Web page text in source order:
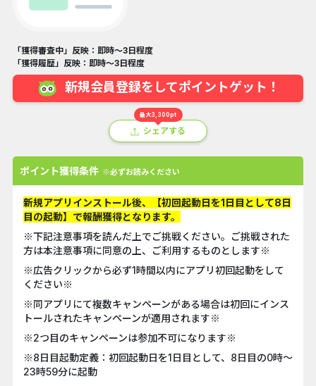
「獲得審査中」反映：即時～3日程度
「獲得履歴」反映：即時～3日程度
新規会員登録をしてポイントゲット！
最大3,300pt
シェアする
ポイント獲得条件 ※必ずお読みください
新規アプリインストール後、【初回起動日を1日目として8日
目の起動】で報酬獲得となります。
※下記注意事項を読んだ上でご挑戦ください。ご挑戦された
方は本注意事項に同意の上、ご利用するものとします※
※広告クリックから必ず1時間以内にアプリ初回起動をして
ください※
※同アプリにて複数キャンペーンがある場合は初回にインス
トールされたキャンペーンが適用されます※
※2つ目のキャンペーンは参加不可になります※
※8日目起動定義：初回起動日を1日目として、8日目の0時～
23時59分に起動